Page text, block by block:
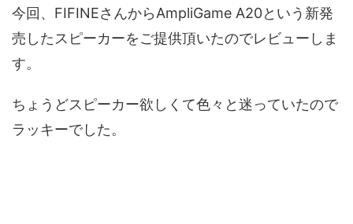
今回、FIFINEさんからAmpliGame A20という新発
売したスピーカーをご提供頂いたのでレビューしま
す。
ちょうどスピーカー欲しくて色々と迷っていたので
ラッキーでした。